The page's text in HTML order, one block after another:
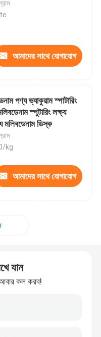
আমাদের সাথে যোগাযোগ
পণ্য ভ্যাকুয়াম স্পাটারিং
স্পুটারিং লক্ষ্য
মলিবডেনাম ডিস্ক
kg
আমাদের সাথে যোগাযোগ
যান
কল করব!